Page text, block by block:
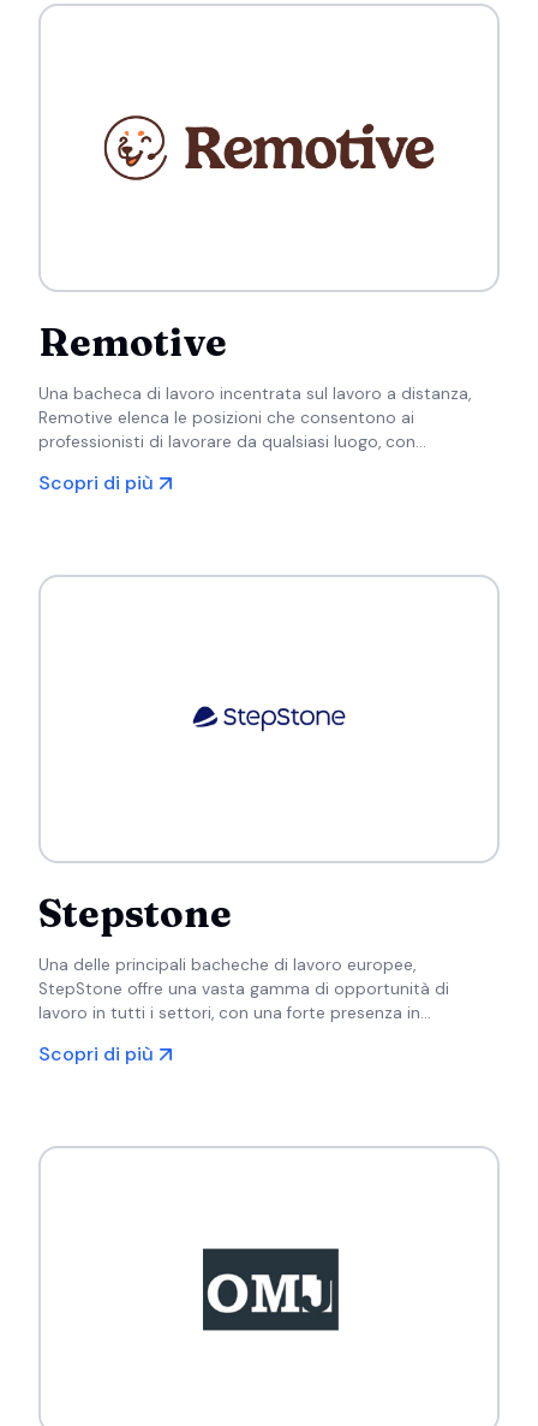
Remotive
Una bacheca di lavoro incentrata sul lavoro a distanza,
Remotive elenca le posizioni che consentono ai
professionisti di lavorare da qualsiasi luogo, con
assistenza clienti.
Scopri di più
Stepstone
Una delle principali bacheche di lavoro europee,
StepStone offre una vasta gamma di opportunità di
lavoro in tutti i settori, con una forte presenza in
Scopri di più